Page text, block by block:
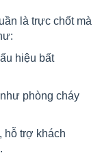
là trực chốt mà
hiệu bất
phòng cháy
hỗ trợ khách